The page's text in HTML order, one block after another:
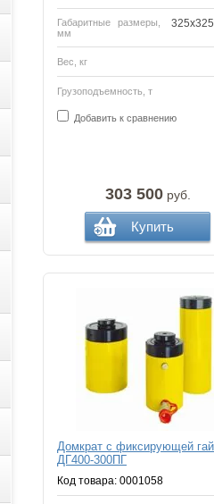
Габаритные размеры,
мм
Вес, кг
Грузоподъемность, т
Добавить к сравнению
303 500руб.
Купить
Домкрат с фиксирующей
ДГ400-300ПГ
Код товара: 0001058